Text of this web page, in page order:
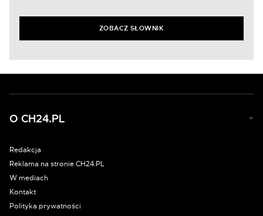
ZOBACZ SŁOWNIK
O CH24.PL
Redakcja
Reklama na stronie CH24.PL
W mediach
Kontakt
Polityka prywatności